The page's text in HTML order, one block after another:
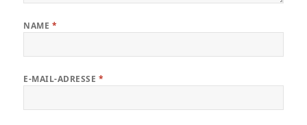
NAME *
E-MAIL-ADRESSE *